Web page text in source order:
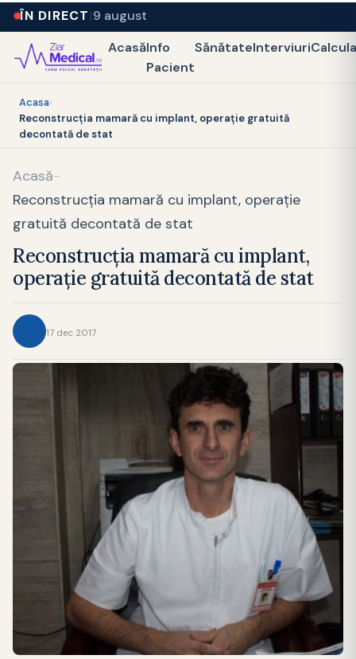
ÎN DIRECT 9 august
AcasăInfo
Pacient
SănătateInterviuri
Acasa›
Reconstrucția mamară cu implant, operație gratuită
decontată de stat
Acasă-
Reconstrucția mamară cu implant, operație
gratuită decontată de stat
Reconstrucția mamară cu implant,
operație gratuită decontată de stat
17 dec 2017